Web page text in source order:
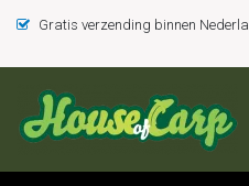
Gratis verzending binnen